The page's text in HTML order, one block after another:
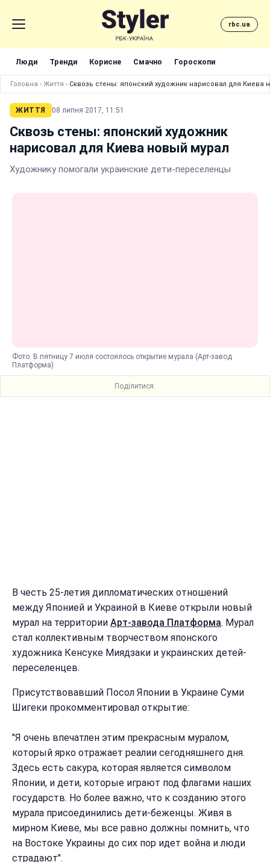
rbc.ua
Люди Тренди Корисне Смачно Гороскопи
Головна › Життя › Сквозь стены: японский художник нарисовал для Киева
ЖИТТЯ 08 липня 2017, 11:51
Сквозь стены: японский художник
нарисовал для Киева новый мурал
Художнику помогали украинские дети-переселенцы
Фото: В пятницу 7 июля состоялось открытие мурала (Арт-завод
Платформа)
Поділитися:
В честь 25-летия дипломатических отношений
между Японией и Украиной в Киеве открыли новый
мурал на территории Арт-завода Платформа. Мурал
стал коллективным творчеством японского
художника Кенсуке Миядзаки и украинских детей-
переселенцев.
Присутствовавший Посол Японии в Украине Суми
Шигеки прокомментировал открытие:
"Я очень впечатлен этим прекрасным муралом,
который ярко отражает реалии сегодняшнего дня.
Здесь есть сакура, которая является символом
Японии, и дети, которые играют под флагами наших
государств. Но более важно, что к созданию этого
мурала присоединились дети-беженцы. Живя в
мирном Киеве, мы все равно должны помнить, что
на Востоке Украины до сих пор идет война и люди
страдают".